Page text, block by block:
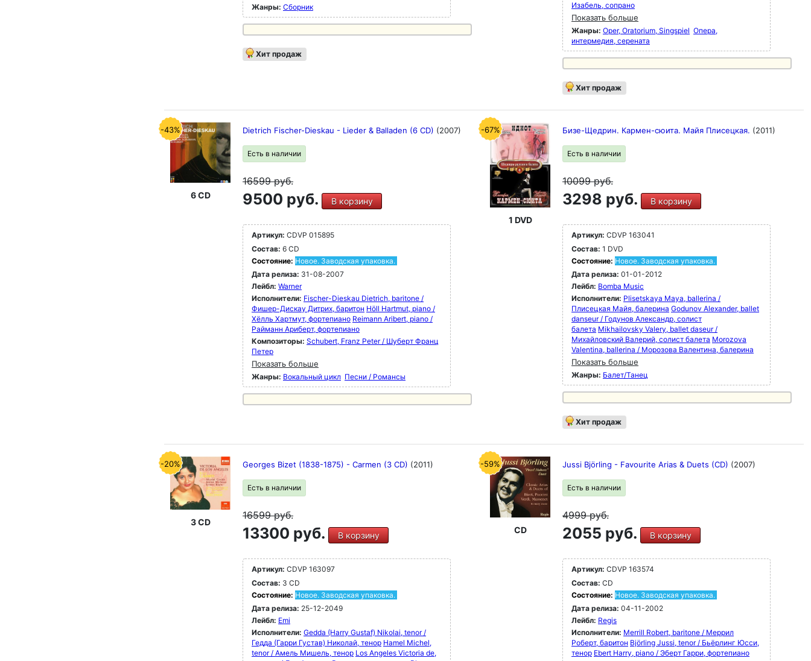
Жанры: Сборник
Хит продаж
Изабель, сопрано
Показать больше
Жанры: Oper, Oratorium, Singspiel Опера,
интермедия, серената
Хит продаж
-43%
6 CD
Dietrich Fischer-Dieskau - Lieder & Balladen (6 CD) (2007)
Есть в наличии
16599руб.
9500 руб. В корзину
Артикул: CDVP 015895
Состав: 6 CD
Состояние: Новое. Заводская упаковка.
Дата релиза: 31-08-2007
Лейбл: Warner
Исполнители: Fischer-Dieskau Dietrich, baritone /
Фишер-Дискау Дитрих, баритон Höll Hartmut, piano /
Хёлль Хартмут, фортепиано Reimann Aribert, piano /
Райманн Ариберт, фортепиано
Композиторы: Schubert, Franz Peter / Шуберт Франц
Петер
Показать больше
Жанры: Вокальный цикл Песни / Романсы
-67%
1 DVD
Бизе-Щедрин. Кармен-сюита. Майя Плисецкая. (2011)
Есть в наличии
10099руб.
3298 руб. В корзину
Артикул: CDVP 163041
Состав: 1 DVD
Состояние: Новое. Заводская упаковка.
Дата релиза: 01-01-2012
Лейбл: Bomba Music
Исполнители: Plisetskaya Maya, ballerina /
Плисецкая Майя, балерина Godunov Alexander, ballet
danseur / Годунов Александр, солист
балета Mikhailovsky Valery, ballet daseur /
Михайловский Валерий, солист балета Morozova
Valentina, ballerina / Морозова Валентина, балерина
Показать больше
Жанры: Балет/Танец
Хит продаж
-20%
3 CD
Georges Bizet (1838-1875) - Carmen (3 CD) (2011)
Есть в наличии
16599руб.
13300 руб. В корзину
Артикул: CDVP 163097
Состав: 3 CD
Состояние: Новое. Заводская упаковка.
Дата релиза: 25-12-2049
Лейбл: Emi
Исполнители: Gedda (Harry Gustaf) Nikolai, tenor /
Гедда (Гарри Густав) Николай, тенор Hamel Michel,
tenor / Амель Мишель, тенор Los Angeles Victoria de,
-59%
CD
Jussi Björling - Favourite Arias & Duets (CD) (2007)
Есть в наличии
4999руб.
2055 руб. В корзину
Артикул: CDVP 163574
Состав: CD
Состояние: Новое. Заводская упаковка.
Дата релиза: 04-11-2002
Лейбл: Regis
Исполнители: Merrill Robert, baritone / Меррил
Роберт, баритон Björling Jussi, tenor / Бьёрлинг Юсси,
тенор Ebert Harry, piano / Эберт Гарри, фортепиано